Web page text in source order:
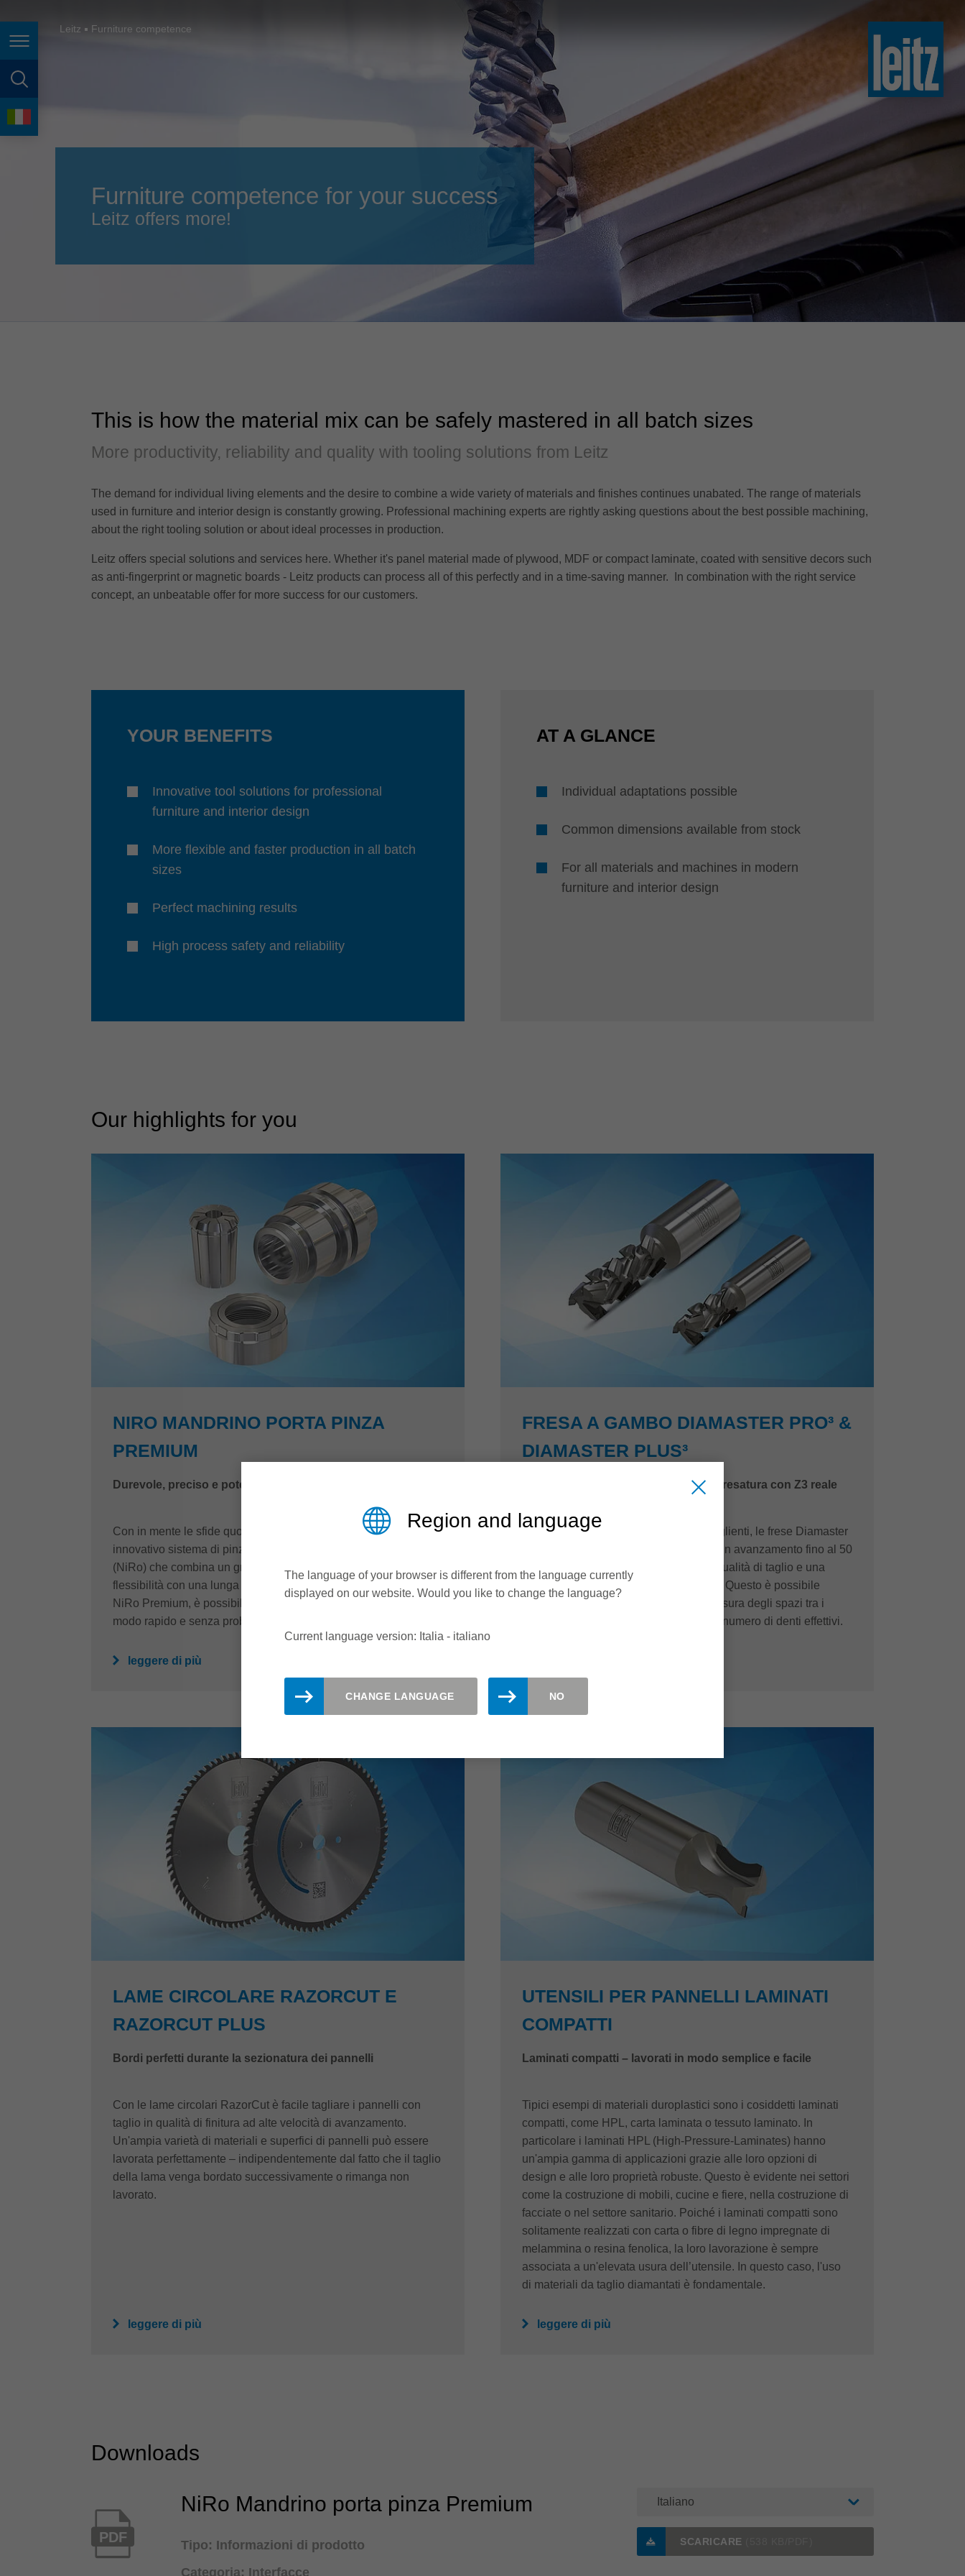
ricerca della pagina
lingua
Japan (日本) 日本語
Magyarország magyar
Malaysia
México
Suomi
Taiwan
Türkiye türkçe
USA
Việt Nam tiếng việt
中国 中文
ประเทศไทย
Україна yкраїнська
Leitz Furniture competence
Furniture competence for your success
Leitz offers more!
This is how the material mix can be safely mastered in all batch sizes
More productivity, reliability and quality with tooling solutions from Leitz
The demand for individual living elements and the desire to combine a wide variety of materials and finishes continues unabated. The range of materials
used in furniture and interior design is constantly growing. Professional machining experts are rightly asking questions about the best possible machining,
about the right tooling solution or about ideal processes in production.
Leitz offers special solutions and services here. Whether it's panel material made of plywood, MDF or compact laminate, coated with sensitive decors such
as anti-fingerprint or magnetic boards - Leitz products can process all of this perfectly and in a time-saving manner. In combination with the right service
concept, an unbeatable offer for more success for our customers.
YOUR BENEFITS
Innovative tool solutions for professional
furniture and interior design
More flexible and faster production in all batch
sizes
Perfect machining results
High process safety and reliability
AT A GLANCE
Individual adaptations possible
Common dimensions available from stock
For all materials and machines in modern
furniture and interior design
Our highlights for you
NIRO MANDRINO PORTA PINZA
PREMIUM
Durevole, preciso e potente
Con in mente le sfide quotidiane, Leitz ha sviluppato un
innovativo sistema di pinze in acciaio resistente alla corrosione
(NiRo) che combina un grado estremamente elevato di
flessibilità con una lunga durata. Con il mandrino porta pinza
NiRo Premium, è possibile eseguire lavorazioni complesse in
modo rapido e senza problemi.
leggere di più
FRESA A GAMBO DIAMASTER PRO³ &
DIAMASTER PLUS³
Maggiore produttività e qualità nella fresatura con Z3 reale
Grazie alla disposizione ottimale dei taglienti, le frese Diamaster
PRO³ e Diamaster PLUS³ fresano con un avanzamento fino al 50
% superiore mantenendo una perfetta qualità di taglio e una
durata utensile notevolmente più lunga. Questo è possibile
grazie dalla tecnologia Z3 reale: la chiusura degli spazi tra i
singoli coltelli consente di aumentare il numero di denti effettivi.
LAME CIRCOLARE RAZORCUT E
RAZORCUT PLUS
Bordi perfetti durante la sezionatura dei pannelli
Con le lame circolari RazorCut è facile tagliare i pannelli con
taglio in qualità di finitura ad alte velocità di avanzamento.
Un'ampia varietà di materiali e superfici di pannelli può essere
lavorata perfettamente – indipendentemente dal fatto che il taglio
della lama venga bordato successivamente o rimanga non
lavorato.
leggere di più
UTENSILI PER PANNELLI LAMINATI
COMPATTI
Laminati compatti – lavorati in modo semplice e facile
Tipici esempi di materiali duroplastici sono i cosiddetti laminati
compatti, come HPL, carta laminata o tessuto laminato. In
particolare i laminati HPL (High-Pressure-Laminates) hanno
un'ampia gamma di applicazioni grazie alle loro opzioni di
design e alle loro proprietà robuste. Questo è evidente nei settori
come la costruzione di mobili, cucine e fiere, nella costruzione di
facciate o nel settore sanitario. Poiché i laminati compatti sono
solitamente realizzati con carta o fibre di legno impregnate di
melammina o resina fenolica, la loro lavorazione è sempre
associata a un'elevata usura dell’utensile. In questo caso, l'uso
di materiali da taglio diamantati è fondamentale.
leggere di più
Downloads
PDF
NiRo Mandrino porta pinza Premium
Tipo: Informazioni di prodotto
Categoria: Interfacce
Italiano
SCARICARE
Region and language
The language of your browser is different from the language currently
displayed on our website. Would you like to change the language?
Current language version: Italia - italiano
CHANGE LANGUAGE NO